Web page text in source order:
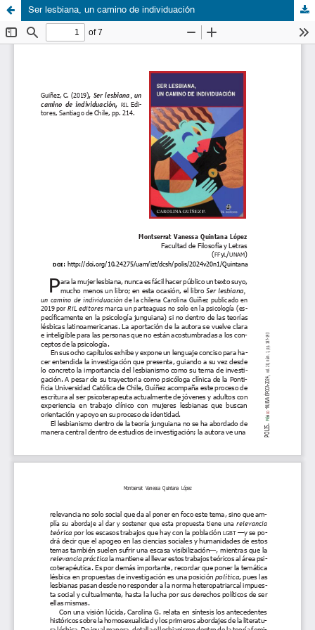
Ser lesbiana, un camino de individuación